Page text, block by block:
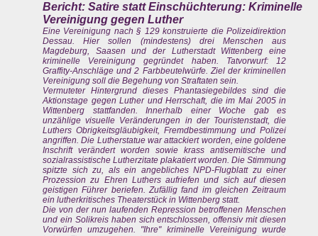
Bericht: Satire statt Einschüchterung: Kriminelle
Vereinigung gegen Luther
Eine Vereinigung nach § 129 konstruierte die Polizeidirektion
Dessau. Hier sollen (mindestens) drei Menschen aus
Magdeburg, Saasen und der Lutherstadt Wittenberg eine
kriminelle Vereinigung gegründet haben. Tatvorwurf: 12
Graffity-Anschläge und 2 Farbbeutelwürfe. Ziel der kriminellen
Vereinigung soll die Begehung von Straftaten sein.
Vermuteter Hintergrund dieses Phantasiegebildes sind die
Aktionstage gegen Luther und Herrschaft, die im Mai 2005 in
Wittenberg stattfanden. Innerhalb einer Woche gab es
unzählige visuelle Veränderungen in der Touristenstadt, die
Luthers Obrigkeitsgläubigkeit, Fremdbestimmung und Polizei
angriffen. Die Lutherstatue war attackiert worden, eine goldene
Inschrift verändert worden sowie krass antisemitische und
sozialrassistische Lutherzitate plakatiert worden. Die Stimmung
spitzte sich zu, als ein angebliches NPD-Flugblatt zu einer
Prozession zu Ehren Luthers aufriefen und sich auf diesen
geistigen Führer beriefen. Zufällig fand im gleichen Zeitraum
ein lutherkritisches Theaterstück in Wittenberg statt.
Die von der nun laufenden Repression betroffenen Menschen
und ein Solikreis haben sich entschlossen, offensiv mit diesen
Vorwürfen umzugehen. "Ihre" kriminelle Vereinigung wurde